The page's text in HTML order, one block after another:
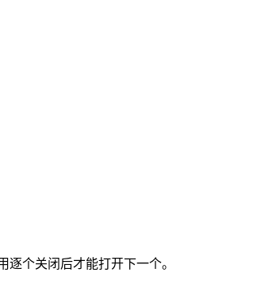
个关闭后才能打开下一个。